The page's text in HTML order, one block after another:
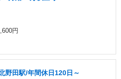
円
野田駅/年間休日120日～